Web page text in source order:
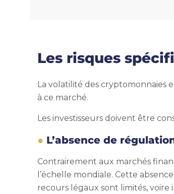
Les risques
La volatilité des cryptomonnaies
à ce marché.
Les investisseurs doivent être
L’absence de
Contrairement aux marchés
l’échelle mondiale. Cette
recours légaux sont limités,